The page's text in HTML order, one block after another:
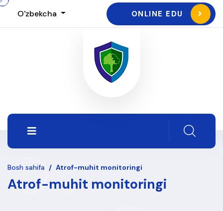
O'zbekcha ONLINE EDU
Bosh sahifa / Atrof-muhit monitoringi
Atrof-muhit monitoringi